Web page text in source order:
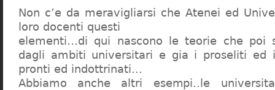
Non c’e da meravigliarsi che Atenei ed
loro docenti questi
elementi…di qui nascono le teorie che poi
dagli ambiti universitari e gia i proseliti ed
pronti ed indottrinati…
Abbiamo anche altri esempi..le